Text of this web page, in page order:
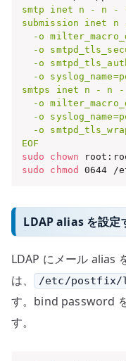
smtp inet n - n - -
submission inet
-o
-o
-o
-o
smtps inet n - n -
-o
-o
-o
EOF
sudo
chown
sudo
chmod 0644 /
LDAP alias を設定
LDAP にメール alias
は、
/etc/postfix/
す。bind password
す。